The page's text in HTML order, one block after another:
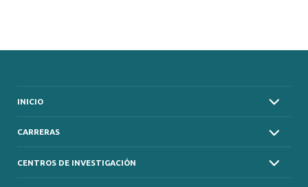
INICIO
CARRERAS
CENTROS DE INVESTIGACIÓN